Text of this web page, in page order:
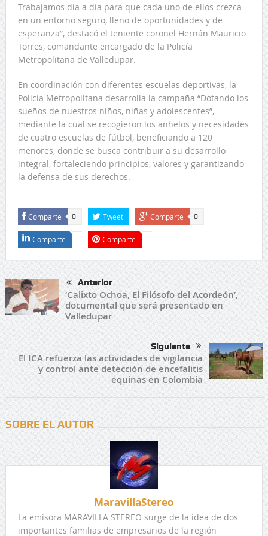
Trabajamos día a día para que cada uno de ellos crezca
en un entorno seguro, lleno de oportunidades y de
esperanza”, destacó el teniente coronel Hernán Mauricio
Torres, comandante encargado de la Policía
Metropolitana de Valledupar.
En coordinación con diferentes escuelas deportivas, la
Policía Metropolitana desarrolla la campaña “Dotando los
sueños de nuestros niños, niñas y adolescentes”,
mediante la cual se recogieron los anhelos y necesidades
de cuatro escuelas de fútbol, beneficiando a 120
menores, donde se busca contribuir a su desarrollo
integral, fortaleciendo principios, valores y garantizando
la defensa de sus derechos.
Comparte 0 Tweet Comparte 0
Comparte Comparte
Anterior
‘Calixto Ochoa, El Filósofo del Acordeón’,
documental que será presentado en
Valledupar
Siguiente
El ICA refuerza las actividades de vigilancia
y control ante detección de encefalitis
equinas en Colombia
SOBRE EL AUTOR
MaravillaStereo
La emisora MARAVILLA STEREO surge de la idea de dos
importantes familias de empresarios de la región